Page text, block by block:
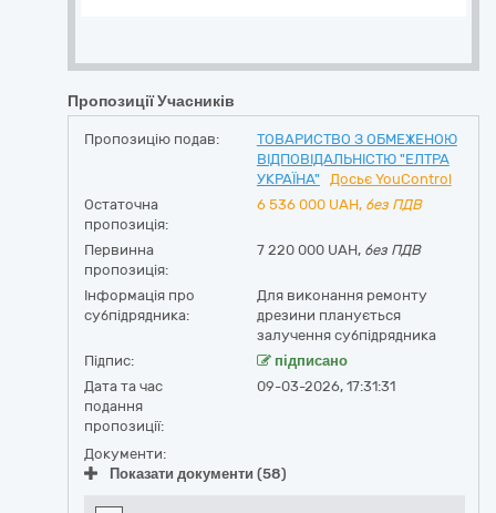
Пропозиції Учасників
Пропозицію подав:
ТОВАРИСТВО З ОБМЕЖЕНОЮ
ВІДПОВІДАЛЬНІСТЮ "ЕЛТРА
УКРАЇНА"
Досьє YouControl
Остаточна
пропозиція:
6 536 000 UAH, без ПДВ
Первинна
пропозиція:
7 220 000 UAH, без ПДВ
Інформація про
субпідрядника:
Для виконання ремонту
дрезини планується
залучення субпідрядника
Підпис:
підписано
Дата та час
подання
пропозиції:
09-03-2026, 17:31:31
Документи:
Показати документи (58)